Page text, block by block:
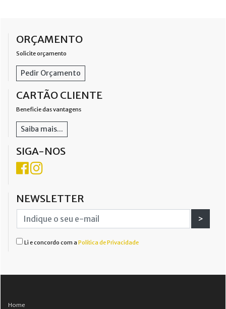
ORÇAMENTO
Solicite orçamento
Pedir Orçamento
CARTÃO CLIENTE
Beneficie das vantagens
Saiba mais...
SIGA-NOS
NEWSLETTER
>
Li e concordo com a Política de Privacidade
Home